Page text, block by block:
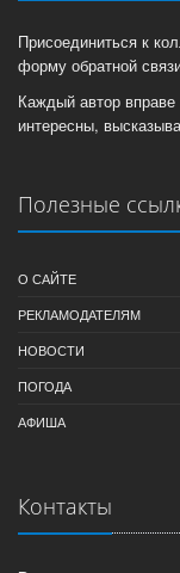
Присоединиться к
форму обратной
Каждый автор вправе
интересны,
Полезные
О САЙТЕ
РЕКЛАМОДАТЕЛЯМ
НОВОСТИ
ПОГОДА
АФИША
Контакты